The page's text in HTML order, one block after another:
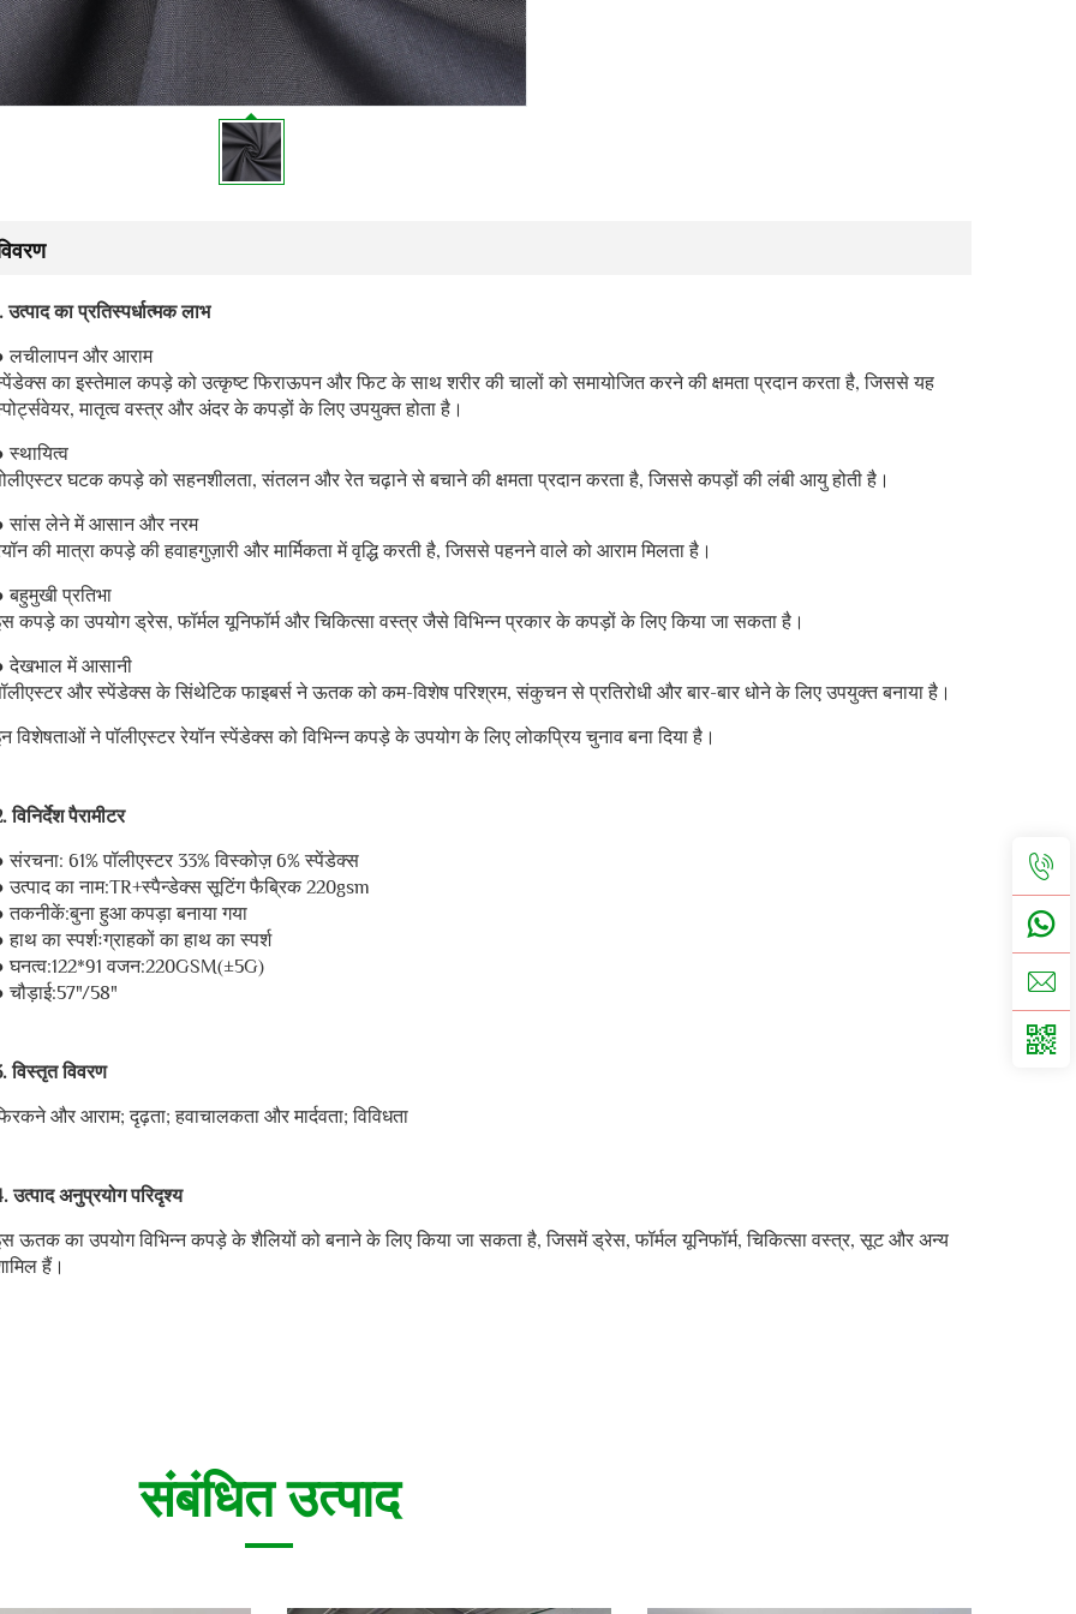
उत्पाद का प्रतिस्पर्धात्मक लाभ
लचीलापन और आराम
का इस्तेमाल कपड़े को उत्कृष्ट फिराऊपन और फिट के साथ शरीर की चालों को समायोजित करने की क्षमता प्रदान करता है, जिससे यह
मातृत्व वस्त्र और अंदर के कपड़ों के लिए उपयुक्त होता है।
स्थायित्व
घटक कपड़े को सहनशीलता, संतलन और रेत चढ़ाने से बचाने की क्षमता प्रदान करता है, जिससे कपड़ों की लंबी आयु होती है।
सांस लेने में आसान और नरम
की मात्रा कपड़े की हवाहगुज़ारी और मार्मिकता में वृद्धि करती है, जिससे पहनने वाले को आराम मिलता है।
बहुमुखी प्रतिभा
कपड़े का उपयोग ड्रेस, फॉर्मल यूनिफॉर्म और चिकित्सा वस्त्र जैसे विभिन्न प्रकार के कपड़ों के लिए किया जा सकता है।
देखभाल में आसानी
और स्पेंडेक्स के सिंथेटिक फाइबर्स ने ऊतक को कम-विशेष परिश्रम, संकुचन से प्रतिरोधी और बार-बार धोने के लिए उपयुक्त बनाया है।
विशेषताओं ने पॉलीएस्टर रेयॉन स्पेंडेक्स को विभिन्न कपड़े के उपयोग के लिए लोकप्रिय चुनाव बना दिया है।
विनिर्देश पैरामीटर
संरचना: 61% पॉलीएस्टर 33% विस्कोज़ 6% स्पेंडेक्स
उत्पाद का नाम:TR+स्पैन्डेक्स सूटिंग फैब्रिक 220gsm
तकनीकें:बुना हुआ कपड़ा बनाया गया
हाथ का स्पर्शःग्राहकों का हाथ का स्पर्श
घनत्व:122*91 वजन:220GSM(±5G)
चौड़ाई:57"/58"
विस्तृत विवरण
और आराम; दृढ़ता; हवाचालकता और मार्दवता; विविधता
उत्पाद अनुप्रयोग परिदृश्य
ऊतक का उपयोग विभिन्न कपड़े के शैलियों को बनाने के लिए किया जा सकता है, जिसमें ड्रेस, फॉर्मल यूनिफॉर्म, चिकित्सा वस्त्र, सूट और अन्य
हैं।
संबंधित उत्पाद